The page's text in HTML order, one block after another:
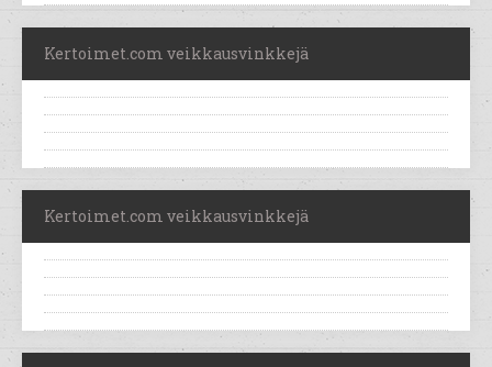
Kertoimet.com veikkausvinkkejä
Kertoimet.com veikkausvinkkejä